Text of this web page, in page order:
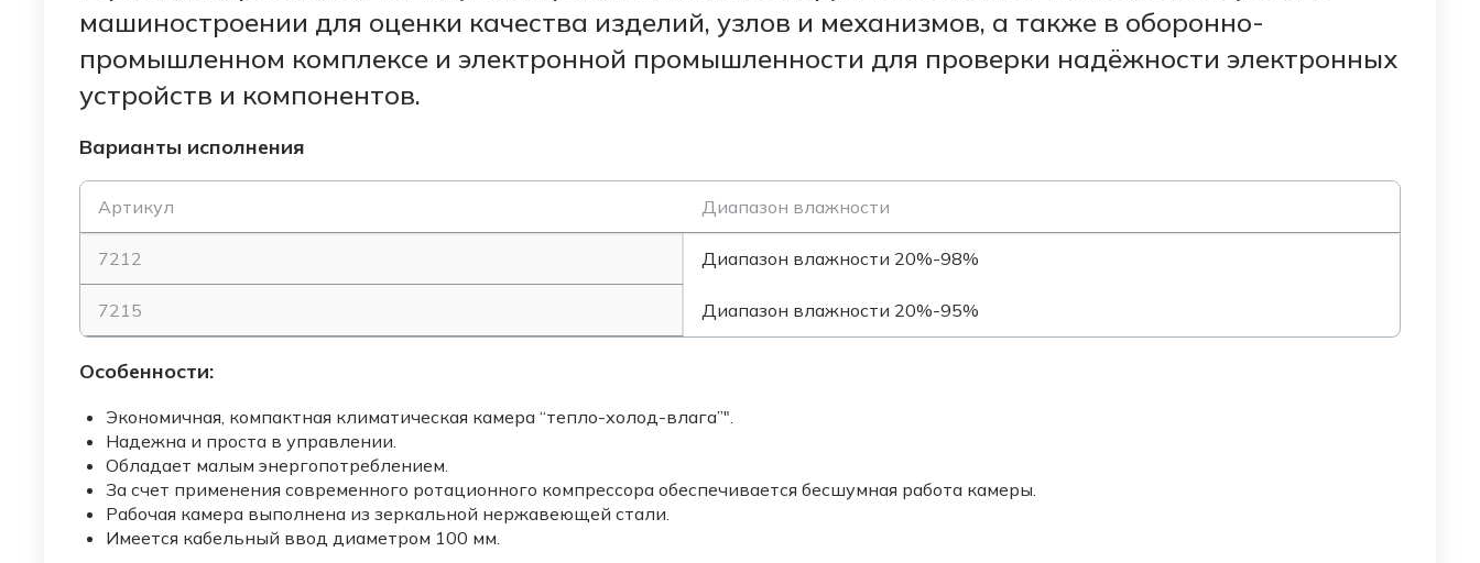
машиностроении для оценки качества изделий, узлов и механизмов, а также в оборонно-
промышленном комплексе и электронной промышленности для проверки надёжности электронных
устройств и компонентов.
Варианты исполнения
Артикул Диапазон влажности
7212 Диапазон влажности 20%-98%
7215 Диапазон влажности 20%-95%
Особенности:
Экономичная, компактная климатическая камера “тепло-холод-влага”".
Надежна и проста в управлении.
Обладает малым энергопотреблением.
За счет применения современного ротационного компрессора обеспечивается бесшумная работа камеры.
Рабочая камера выполнена из зеркальной нержавеющей стали.
Имеется кабельный ввод диаметром 100 мм.